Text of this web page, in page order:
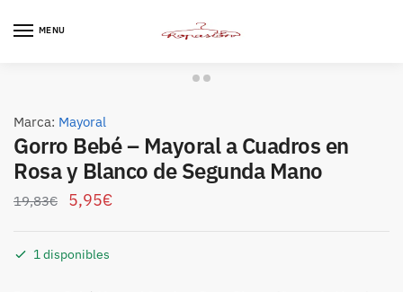
MENU
Marca: Mayoral
Gorro Bebé – Mayoral a Cuadros en
Rosa y Blanco de Segunda Mano
19,83€ 5,95€
1 disponibles